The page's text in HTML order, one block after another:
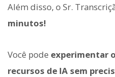
Além disso, o Sr.
minutos!
Você pode experimentar
recursos de IA sem